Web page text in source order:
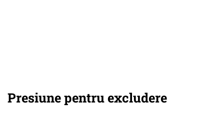
Presiune pentru excludere